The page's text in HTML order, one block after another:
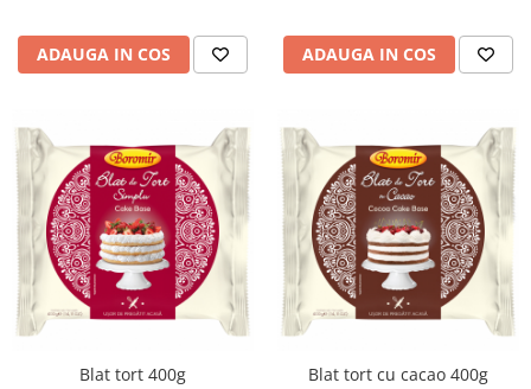
Prajituri
Rulade
Prajitura ingerilor
Prajituri Red Collection
Prajituri cu fructe
Prajituri cafea
Prajituri de Craciun
Torturi ambalate
Chec mini
ADAUGA IN COS ADAUGA IN COS
Blat tort 400g
Blat tort cu cacao 400g